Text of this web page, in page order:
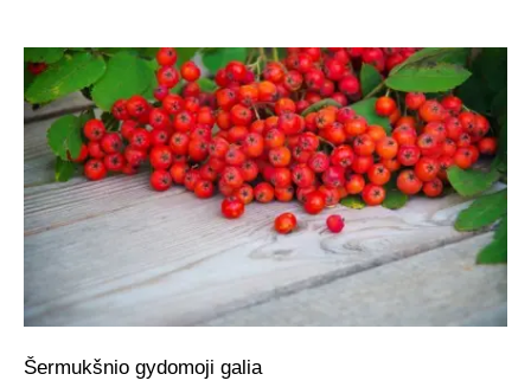
Šermukšnio gydomoji galia